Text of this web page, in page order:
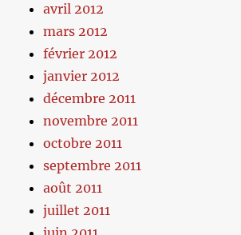
avril 2012
mars 2012
février 2012
janvier 2012
décembre 2011
novembre 2011
octobre 2011
septembre 2011
août 2011
juillet 2011